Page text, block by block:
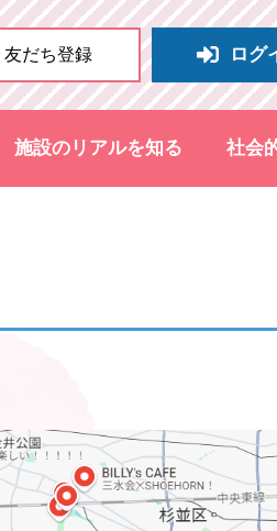
友だち登録 ログ
施設のリアルを知る 社会